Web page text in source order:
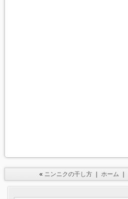
« ニンニクの干し方｜ ホーム ｜